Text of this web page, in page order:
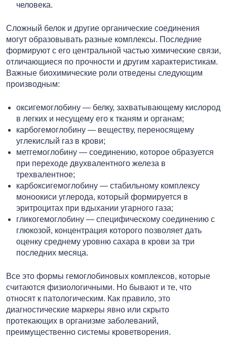
человека.
Сложный белок и другие органические соединения
могут образовывать разные комплексы. Последние
формируют с его центральной частью химические связи,
отличающиеся по прочности и другим характеристикам.
Важные биохимические роли отведены следующим
производным:
оксигемоглобину — белку, захватывающему кислород
в легких и несущему его к тканям и органам;
карбогемоглобину — веществу, переносящему
углекислый газ в крови;
метгемоглобину — соединению, которое образуется
при переходе двухвалентного железа в
трехвалентное;
карбоксигемоглобину — стабильному комплексу
моноокиси углерода, который формируется в
эритроцитах при вдыхании угарного газа;
гликогемоглобину — специфическому соединению с
глюкозой, концентрация которого позволяет дать
оценку среднему уровню сахара в крови за три
последних месяца.
Все это формы гемоглобиновых комплексов, которые
считаются физиологичными. Но бывают и те, что
относят к патологическим. Как правило, это
диагностические маркеры явно или скрыто
протекающих в организме заболеваний,
преимущественно системы кроветворения.